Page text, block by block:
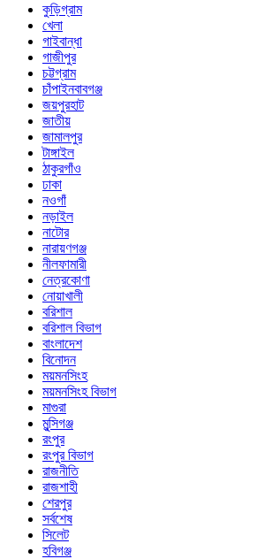
কুড়িগ্রাম
খেলা
গাইবান্ধা
গাজীপুর
চট্টগ্রাম
চাঁপাইনবাবগঞ্জ
জয়পুরহাট
জাতীয়
জামালপুর
টাঙ্গাইল
ঠাকুরগাঁও
ঢাকা
নওগাঁ
নড়াইল
নাটোর
নারায়ণগঞ্জ
নীলফামারী
নেত্রকোণা
নোয়াখালী
বরিশাল
বরিশাল বিভাগ
বাংলাদেশ
বিনোদন
ময়মনসিংহ
ময়মনসিংহ বিভাগ
মাগুরা
মুন্সিগঞ্জ
রংপুর
রংপুর বিভাগ
রাজনীতি
রাজশাহী
শেরপুর
সর্বশেষ
সিলেট
হবিগঞ্জ